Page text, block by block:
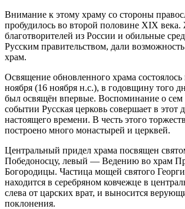
Внимание к этому храму со стороны
пробудилось во второй половине XIX
благотворителей из России и обильные
Русским правительством, дали
храм.
Освящение обновленного храма
ноября (16 ноября н.с.), в годовщину того
был освящён впервые. Воспоминание о сем
событии Русская церковь совершает в этот
настоящего времени. В честь этого
построено много монастырей и церквей.
Центральный придел храма посвящен
Победоносцу, левый — Ведению во храм
Богородицы. Частица мощей святого
находится в серебряном ковчежце в
слева от царских врат, и выносится
поклонения.